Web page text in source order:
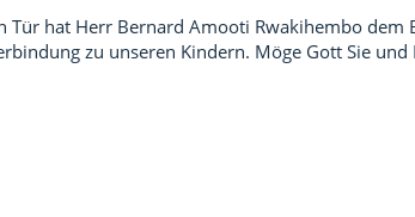
Tür hat Herr Bernard Amooti Rwakihembo dem
zu unseren Kindern. Möge Gott Sie